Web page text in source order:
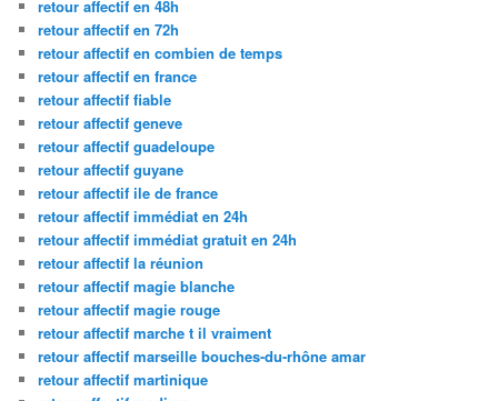
retour affectif en 48h
retour affectif en 72h
retour affectif en combien de temps
retour affectif en france
retour affectif fiable
retour affectif geneve
retour affectif guadeloupe
retour affectif guyane
retour affectif ile de france
retour affectif immédiat en 24h
retour affectif immédiat gratuit en 24h
retour affectif la réunion
retour affectif magie blanche
retour affectif magie rouge
retour affectif marche t il vraiment
retour affectif marseille bouches-du-rhône amar
retour affectif martinique